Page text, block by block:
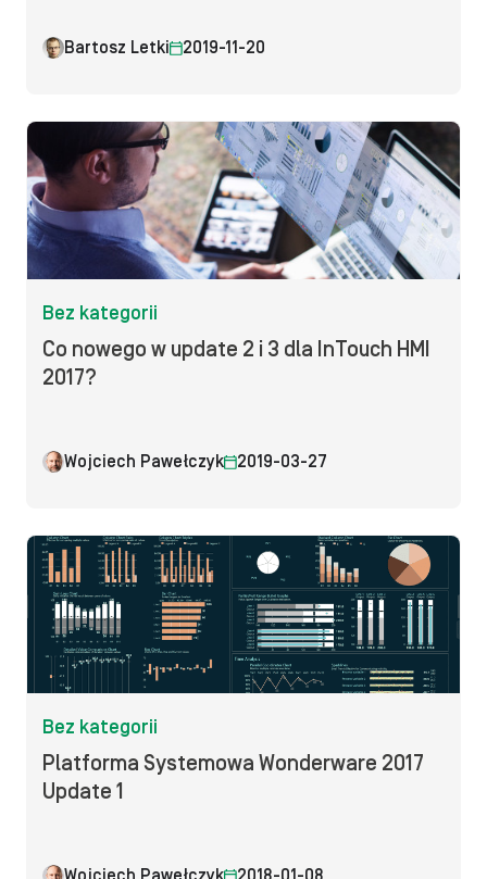
Bartosz Letki 2019-11-20
Bez kategorii
Co nowego w update 2 i 3 dla InTouch HMI
2017?
Wojciech Pawełczyk 2019-03-27
Bez kategorii
Platforma Systemowa Wonderware 2017
Update 1